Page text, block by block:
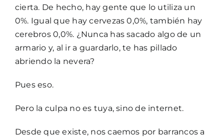
cierta. De hecho, hay gente que lo utiliza un
0%. Igual que hay cervezas 0,0%, también hay
cerebros 0,0%. ¿Nunca has sacado algo de un
armario y, al ir a guardarlo, te has pillado
abriendo la nevera?
Pues eso.
Pero la culpa no es tuya, sino de internet.
Desde que existe, nos caemos por barrancos a